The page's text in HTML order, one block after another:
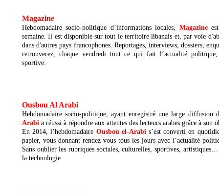
Magazine
Hebdomadaire socio-politique d’informations locales, Magazineest
semaine. Il est disponible sur tout le territoire libanais et, par voie
dans d'autres pays francophones. Reportages, interviews, dossiers,
retrouverez, chaque vendredi tout ce qui fait l’actualité
sportive.
Ousbou Al Arabi
Hebdomadaire socio-politique, ayant enregistré une large diffusion
Arabi a réussi à répondre aux attentes des lecteurs arabes grâce à son
En 2014, l’hebdomadaire Ousbou el-Arabi s’est converti en
papier, vous donnant rendez-vous tous les jours avec l’actualité
Sans oublier les rubriques sociales, culturelles, sportives,
la technologie.